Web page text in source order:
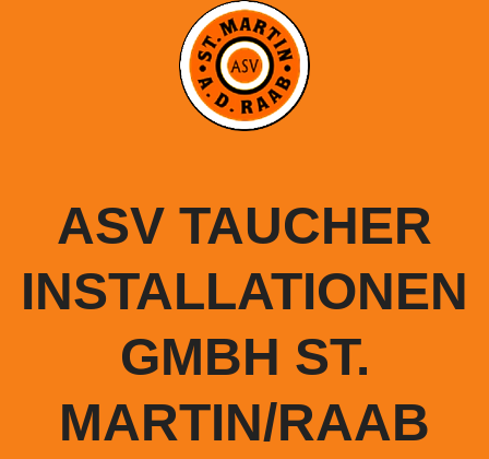
ASV TAUCHER
INSTALLATIONEN
GMBH ST.
MARTIN/RAAB